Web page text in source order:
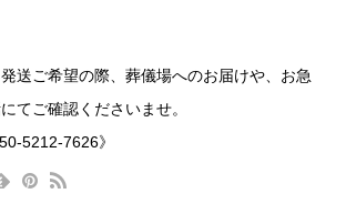
送ご希望の際、葬儀場へのお届けや、お急
てご確認くださいませ。
5212-7626》